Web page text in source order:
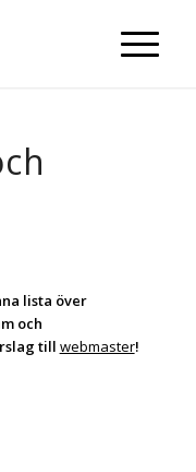
lista över
och
till webmaster!